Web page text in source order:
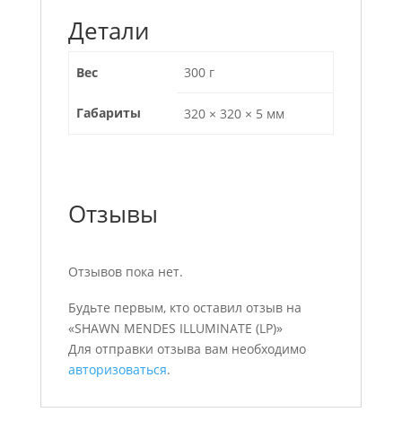
Детали
Вес 300 г
Габариты 320 × 320 × 5 мм
Отзывы
Отзывов пока нет.
Будьте первым, кто оставил отзыв на
«SHAWN MENDES ILLUMINATE (LP)»
Для отправки отзыва вам необходимо
авторизоваться.